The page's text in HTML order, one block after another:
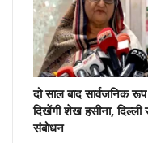
दो साल बाद सार्वजनिक
दिखेंगी शेख हसीना, दिल्ली
संबोधन